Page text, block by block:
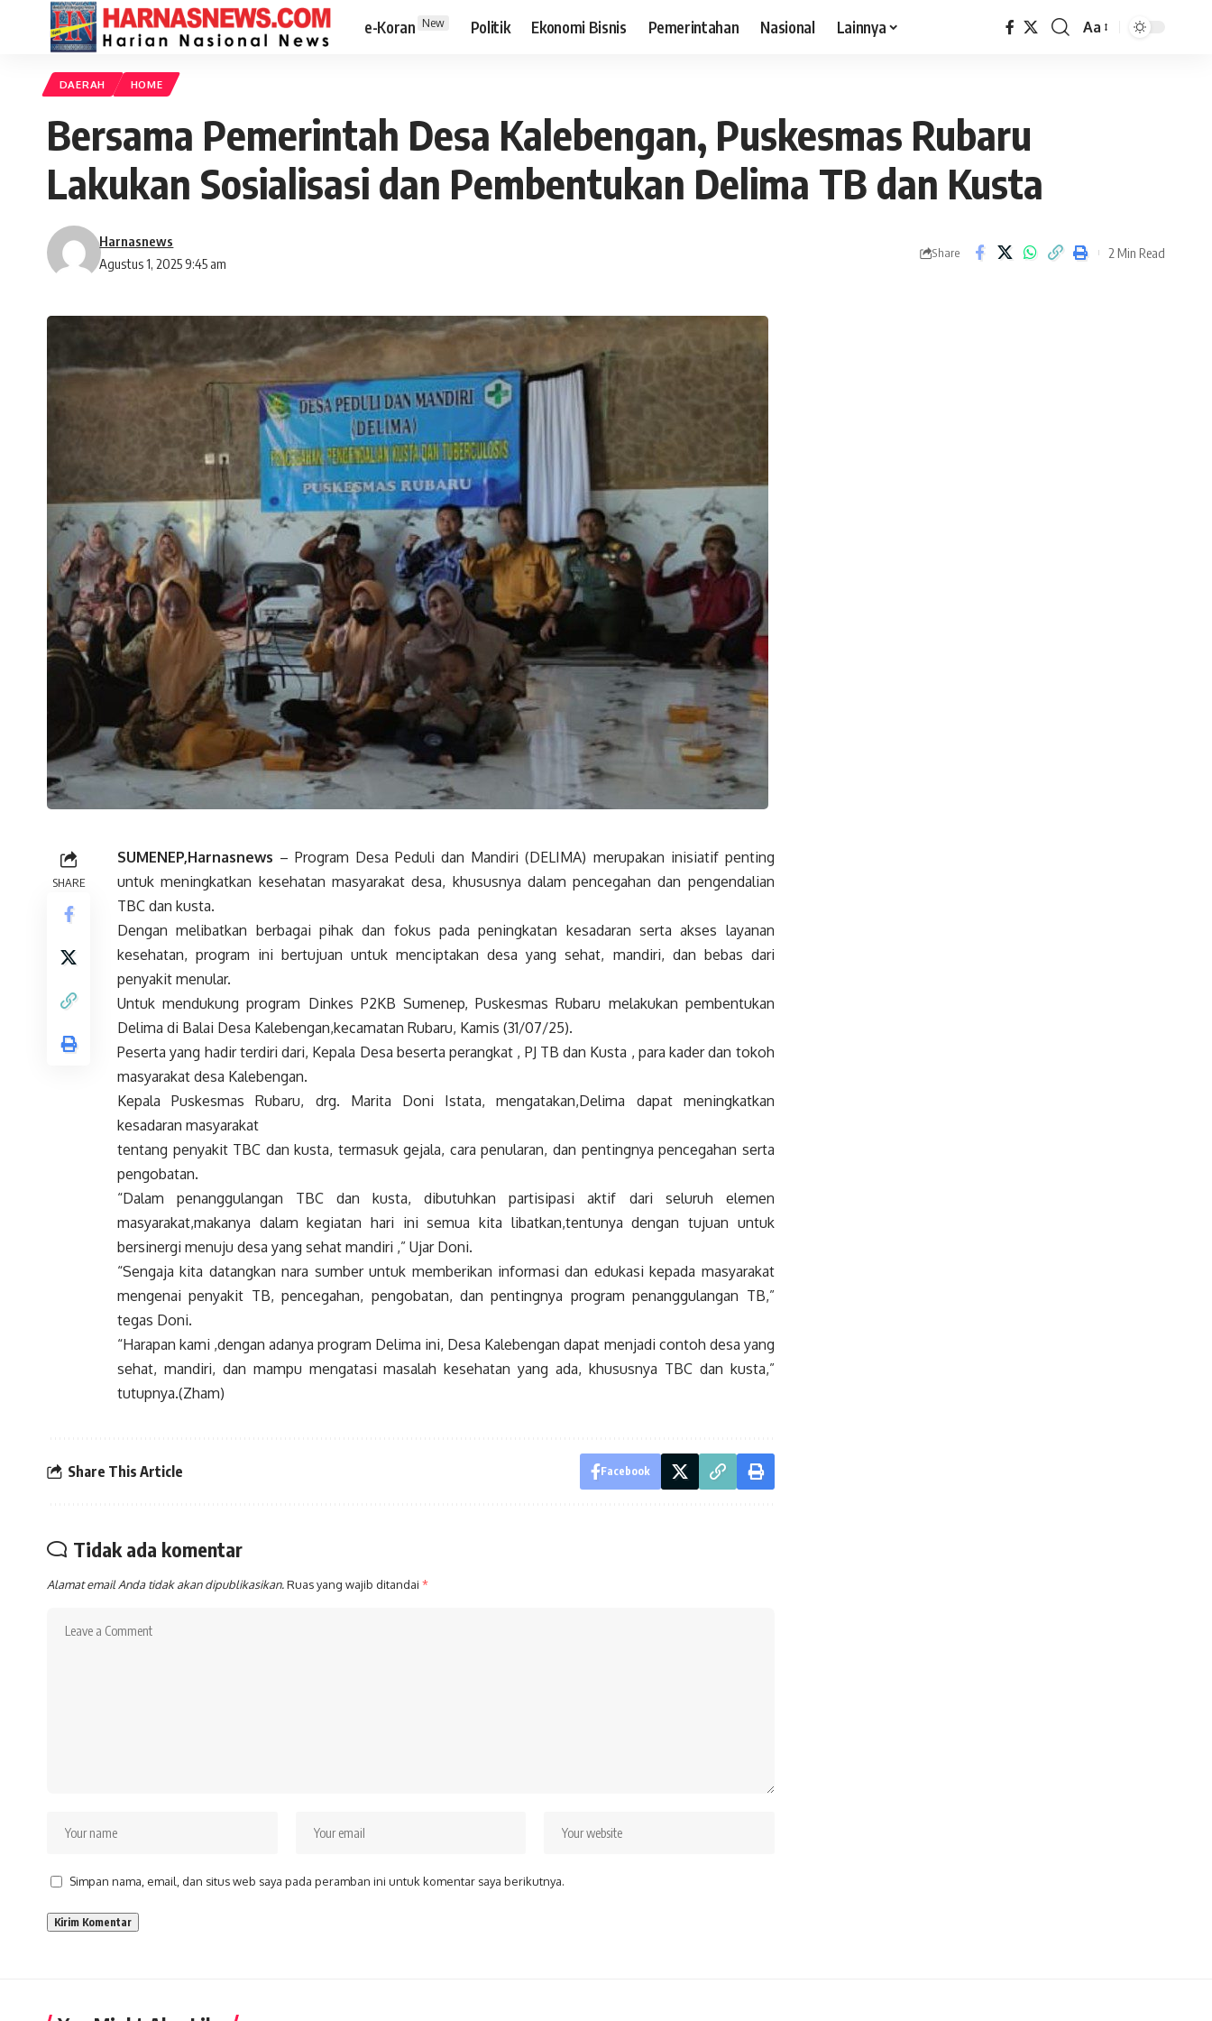
e-Koran New Politik Ekonomi Bisnis Pemerintahan Nasional Lainnya Aa
DAERAH HOME
Bersama Pemerintah Desa Kalebengan, Puskesmas Rubaru
Lakukan Sosialisasi dan Pembentukan Delima TB dan Kusta
Agustus 1, 2025 9:45 am
Harnasnews
Share 2 Min Read
SHARE
SUMENEP,Harnasnews –Program Desa Peduli dan Mandiri (DELIMA) merupakan inisiatif penting
untuk meningkatkan kesehatan masyarakat desa, khususnya dalam pencegahan dan pengendalian
TBC dan kusta.
Dengan melibatkan berbagai pihak dan fokus pada peningkatan kesadaran serta akses layanan
kesehatan, program ini bertujuan untuk menciptakan desa yang sehat, mandiri, dan bebas dari
penyakit menular.
Untuk mendukung program Dinkes P2KB Sumenep, Puskesmas Rubaru melakukan pembentukan
Delima di Balai Desa Kalebengan,kecamatan Rubaru, Kamis (31/07/25).
Peserta yang hadir terdiri dari, Kepala Desa beserta perangkat , PJ TB dan Kusta , para kader dan tokoh
masyarakat desa Kalebengan.
Kepala Puskesmas Rubaru, drg. Marita Doni Istata, mengatakan,Delima dapat meningkatkan
kesadaran masyarakat
tentang penyakit TBC dan kusta, termasuk gejala, cara penularan, dan pentingnya pencegahan serta
pengobatan.
“Dalam penanggulangan TBC dan kusta, dibutuhkan partisipasi aktif dari seluruh elemen
masyarakat,makanya dalam kegiatan hari ini semua kita libatkan,tentunya dengan tujuan untuk
bersinergi menuju desa yang sehat mandiri ,” Ujar Doni.
“Sengaja kita datangkan nara sumber untuk memberikan informasi dan edukasi kepada masyarakat
mengenai penyakit TB, pencegahan, pengobatan, dan pentingnya program penanggulangan TB,”
tegas Doni.
“Harapan kami ,dengan adanya program Delima ini, Desa Kalebengan dapat menjadi contoh desa yang
sehat, mandiri, dan mampu mengatasi masalah kesehatan yang ada, khususnya TBC dan kusta,”
tutupnya.(Zham)
Share This Article Facebook
Tidak ada komentar
Alamat email Anda tidak akan dipublikasikan.Ruas yang wajib ditandai *
Simpan nama, email, dan situs web saya pada peramban ini untuk komentar saya berikutnya.